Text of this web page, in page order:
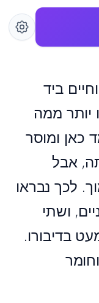
ביד
יותר ממה
כאן ומוסר
אבל
לכך נבראו
ושתי
בדיבורו.